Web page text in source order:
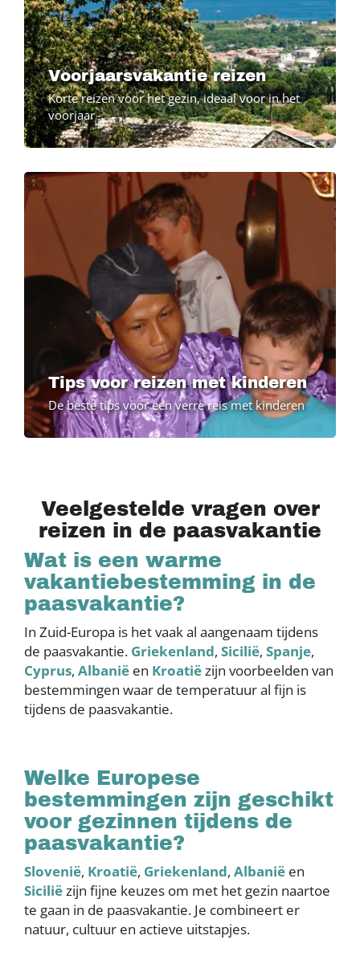
Voorjaarsvakantie reizen
Korte reizen voor het gezin, ideaal voor in het
voorjaar
Tips voor reizen met kinderen
De beste tips voor een verre reis met kinderen
Veelgestelde vragen over
reizen in de paasvakantie
Wat is een warme
vakantiebestemming in de
paasvakantie?
In Zuid-Europa is het vaak al aangenaam tijdens
de paasvakantie. Griekenland, Sicilië, Spanje,
Cyprus, Albanië en Kroatiëzijn voorbeelden van
bestemmingen waar de temperatuur al fijn is
tijdens de paasvakantie.
Welke Europese
bestemmingen zijn geschikt
voor gezinnen tijdens de
paasvakantie?
Slovenië, Kroatië, Griekenland, Albanië en
Siciliëzijn fijne keuzes om met het gezin naartoe
te gaan in de paasvakantie. Je combineert er
natuur, cultuur en actieve uitstapjes.